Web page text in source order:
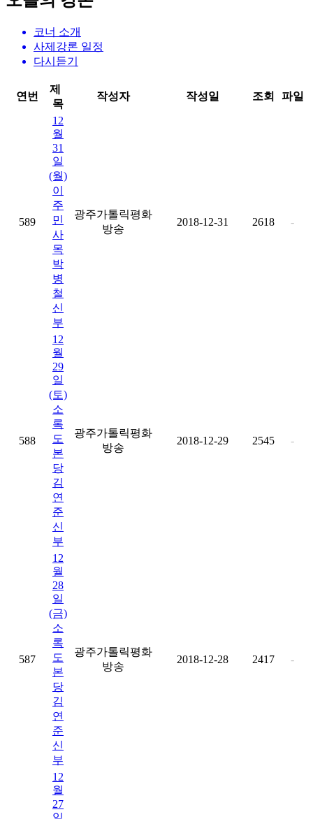
코너 소개
사제강론 일정
다시듣기
연번
제
목
작성자 작성일 조회 파일
589
12
월
31
일
(월)
이
주
민
사
목
박
병
철
신
부
광주가톨릭평화
방송
2018-12-31 2618 -
588
12
월
29
일
(토)
소
록
도
본
당
김
연
준
신
부
광주가톨릭평화
방송
2018-12-29 2545 -
587
12
월
28
일
(금)
소
록
도
본
당
김
연
준
신
부
광주가톨릭평화
방송
2018-12-28 2417 -
12
월
27